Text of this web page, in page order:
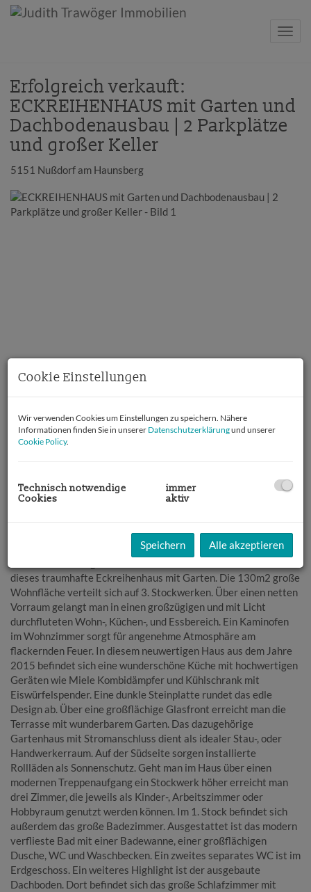
Erfolgreich verkauft:
ECKREIHENHAUS mit Garten und
Dachbodenausbau | 2 Parkplätze
und großer Keller
5151 Nußdorf am Haunsberg
dieses traumhafte Eckreihenhaus mit Garten. Die 130m2 große
Wohnfläche verteilt sich auf 3. Stockwerken. Über einen netten
Vorraum gelangt man in einen großzügigen und mit Licht
durchfluteten Wohn-, Küchen-, und Essbereich. Ein Kaminofen
im Wohnzimmer sorgt für angenehme Atmosphäre am
flackernden Feuer. In diesem neuwertigen Haus aus dem Jahre
2015 befindet sich eine wunderschöne Küche mit hochwertigen
Geräten wie Miele Kombidämpfer und Kühlschrank mit
Eiswürfelspender. Eine dunkle Steinplatte rundet das edle
Design ab. Über eine großflächige Glasfront erreicht man die
Terrasse mit wunderbarem Garten. Das dazugehörige
Gartenhaus mit Stromanschluss dient als idealer Stau-, oder
Handwerkerraum. Auf der Südseite sorgen installierte
Rollläden als Sonnenschutz. Geht man im Haus über einen
modernen Treppenaufgang ein Stockwerk höher erreicht man
drei Zimmer, die jeweils als Kinder-, Arbeitszimmer oder
Hobbyraum genutzt werden können. Im 1. Stock befindet sich
außerdem das große Badezimmer. Ausgestattet ist das modern
verflieste Bad mit einer Badewanne, einer großflächigen
Dusche, WC und Waschbecken. Ein zweites separates WC ist im
Erdgeschoss. Ein weiteres Highlight ist der ausgebaute
Dachboden. Dort befindet sich das große Schlafzimmer mit
Cookie Einstellungen
Wir verwenden Cookies um Einstellungen zu speichern. Nähere
Informationen finden Sie in unserer Datenschutzerklärungund unserer
Cookie Policy.
Technisch notwendige
Cookies
immer
aktiv
Speichern Alle akzeptieren